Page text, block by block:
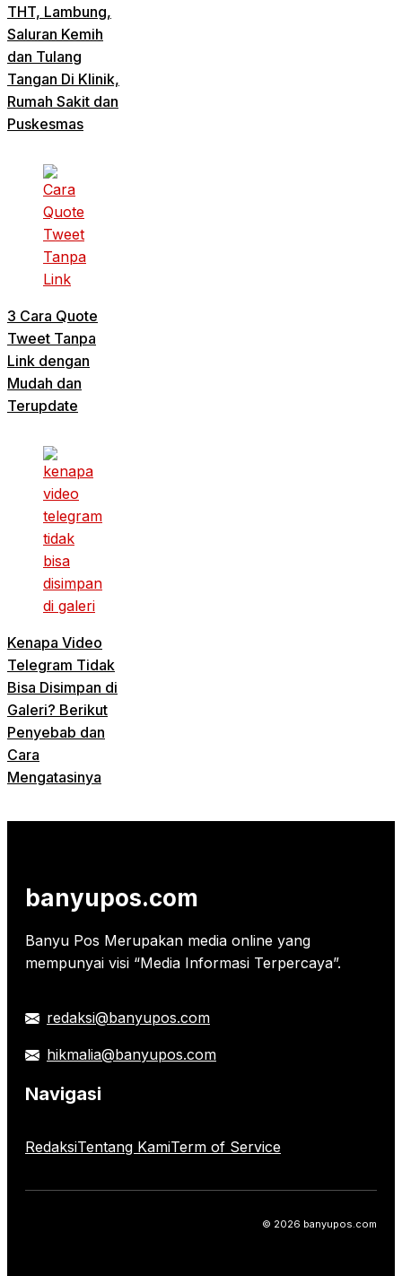
THT, Lambung,
Saluran Kemih
dan Tulang
Tangan Di Klinik,
Rumah Sakit dan
Puskesmas
3 Cara Quote
Tweet Tanpa
Link dengan
Mudah dan
Terupdate
Kenapa Video
Telegram Tidak
Bisa Disimpan di
Galeri? Berikut
Penyebab dan
Cara
Mengatasinya
banyupos.com
Banyu Pos Merupakan media online yang
mempunyai visi “Media Informasi Terpercaya”.
redaksi@banyupos.com
hikmalia@banyupos.com
Navigasi
RedaksiTentang KamiTerm of Service
© 2026 banyupos.com